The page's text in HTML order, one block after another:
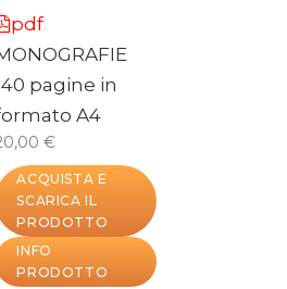
pdf
pagine in
A4
€
ACQUISTA E
SCARICA IL
PRODOTTO
INFO
PRODOTTO